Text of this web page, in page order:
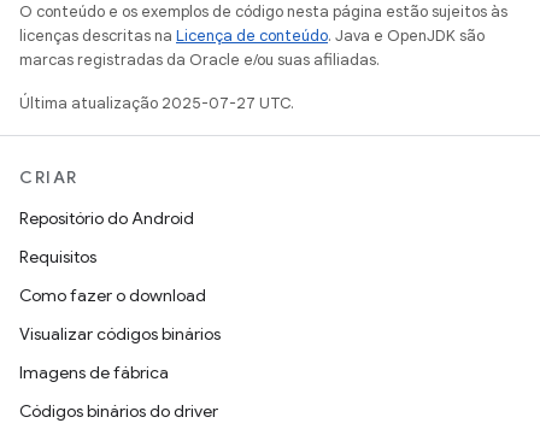
O conteúdo e os exemplos de código nesta página estão sujeitos às
licenças descritas na Licença de conteúdo. Java e OpenJDK são
marcas registradas da Oracle e/ou suas afiliadas.
Última atualização 2025-07-27 UTC.
CRIAR
Repositório do Android
Requisitos
Como fazer o download
Visualizar códigos binários
Imagens de fábrica
Códigos binários do driver